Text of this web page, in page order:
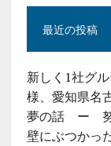
最近の投稿
新しく1社グ
様、愛知県名
夢の話 ー 努
壁にぶつかっ